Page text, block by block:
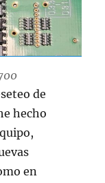
de
hecho
en